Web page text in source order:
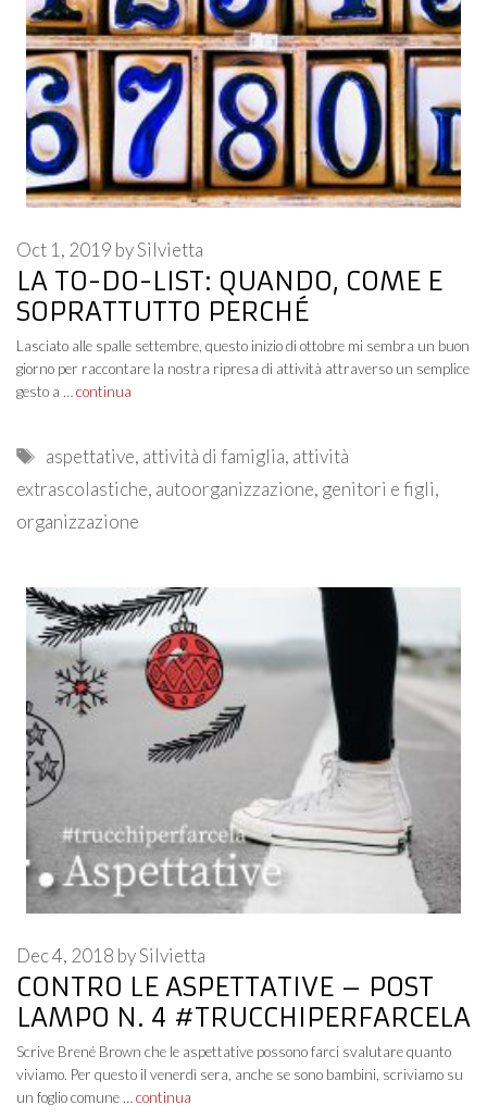
LA TO-DO-LIST: QUANDO, COME E
SOPRATTUTTO PERCHÉ
Oct 1, 2019 bySilvietta
Lasciato alle spalle settembre, questo inizio di ottobre mi sembra un buon
giorno per raccontare la nostra ripresa di attività attraverso un semplice
gesto a … continua
Tags
aspettative, attività di famiglia, attività
extrascolastiche, autoorganizzazione, genitori e figli,
organizzazione
CONTRO LE ASPETTATIVE – POST
LAMPO N. 4 #TRUCCHIPERFARCELA
Dec 4, 2018 bySilvietta
Scrive Brené Brown che le aspettative possono farci svalutare quanto
viviamo. Per questo il venerdì sera, anche se sono bambini, scriviamo su
un foglio comune … continua